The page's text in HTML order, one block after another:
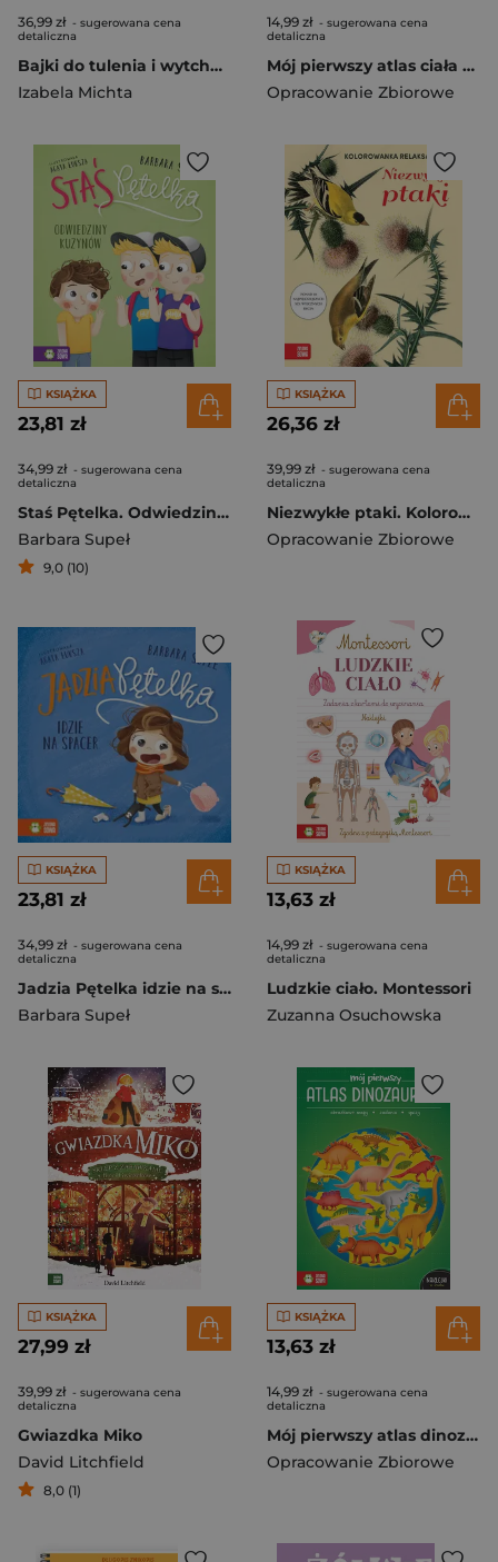
36,99 zł - sugerowana cena
detaliczna
Bajki do tulenia i wytchnienia
Izabela Michta
14,99 zł - sugerowana cena
detaliczna
Mój pierwszy atlas ciała człowieka. Mój pierwszy atlas
Opracowanie Zbiorowe
KSIĄŻKA
23,81 zł
34,99 zł - sugerowana cena
detaliczna
Staś Pętelka. Odwiedziny kuzynów
Barbara Supeł
9,0 (10)
KSIĄŻKA
26,36 zł
39,99 zł - sugerowana cena
detaliczna
Niezwykłe ptaki. Kolorowanka relaksacyjna
Opracowanie Zbiorowe
KSIĄŻKA
23,81 zł
34,99 zł - sugerowana cena
detaliczna
Jadzia Pętelka idzie na spacer. Jadzia Pętelka
Barbara Supeł
KSIĄŻKA
13,63 zł
14,99 zł - sugerowana cena
detaliczna
Ludzkie ciało. Montessori
Zuzanna Osuchowska
KSIĄŻKA
27,99 zł
39,99 zł - sugerowana cena
detaliczna
Gwiazdka Miko
David Litchfield
8,0 (1)
KSIĄŻKA
13,63 zł
14,99 zł - sugerowana cena
detaliczna
Mój pierwszy atlas dinozaurów
Opracowanie Zbiorowe